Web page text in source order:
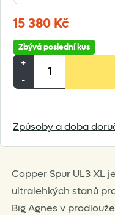
Copper Spur UL3 XL
ultralehkých stanů
Big Agnes v
15 380 Kč
Zbývá poslední kus
+
-
Agnes
UL3
XL
Způsoby a doba